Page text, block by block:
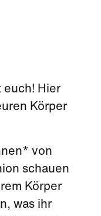
euch! Hier
Körper
von
schauen
Körper
was ihr